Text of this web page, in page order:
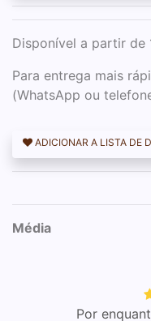
Disponível a partir de
Para entrega mais
(WhatsApp ou
ADICIONAR A LISTA DE
Média
Por